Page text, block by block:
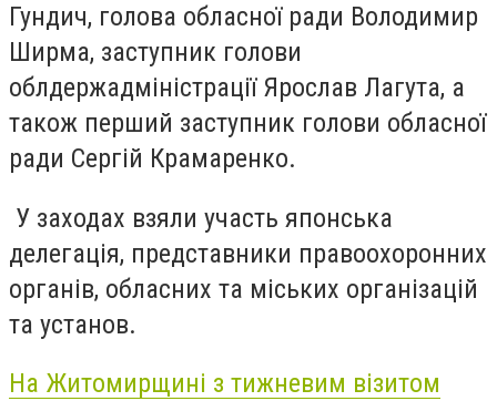
Гундич, голова обласної ради Володимир
Ширма, заступник голови
облдержадміністрації Ярослав Лагута, а
також перший заступник голови обласної
ради Сергій Крамаренко.
У заходах взяли участь японська
делегація, представники правоохоронних
органів, обласних та міських організацій
та установ.
На Житомирщині з тижневим візитом